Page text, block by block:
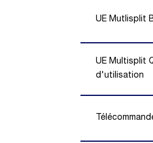
UE Mutlisplit
UE Multisplit
d'utilisation